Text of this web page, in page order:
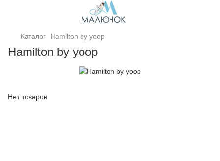
Каталог Hamilton by yoop
Hamilton by yoop
Нет товаров